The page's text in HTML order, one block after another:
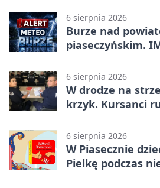
6 sierpnia 2026
Burze nad
piaseczyńskim.
6 sierpnia 2026
W drodze na
krzyk. Kursanci
6 sierpnia 2026
W Piasecznie
Pielkę podczas